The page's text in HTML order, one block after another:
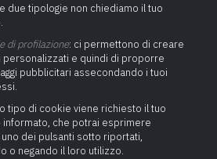
per il risparmio
intelligente e
due tipologie non chiediamo il tuo
di profilazione: ci permettono di creare
personalizzati e quindi di proporre
pubblicitari assecondando i tuoi
tipo di cookie viene richiesto il tuo
informato, che potrai esprimere
dei pulsanti sotto riportati,
o negando il loro utilizzo.